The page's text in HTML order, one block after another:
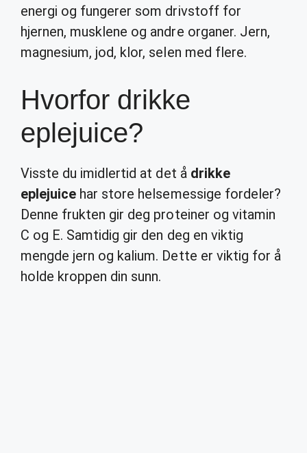
energi og fungerer som drivstoff for
hjernen, musklene og andre organer. Jern,
magnesium, jod, klor, selen med flere.
Hvorfor drikke
eplejuice?
Visste du imidlertid at det å drikke
eplejuice har store helsemessige fordeler?
Denne frukten gir deg proteiner og vitamin
C og E. Samtidig gir den deg en viktig
mengde jern og kalium. Dette er viktig for å
holde kroppen din sunn.